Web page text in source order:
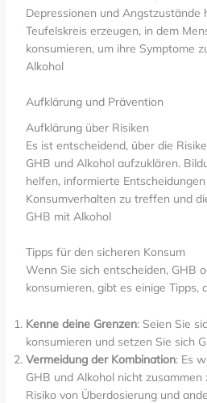
Depressionen und Angstzustände
Teufelskreis erzeugen, in dem
konsumieren, um ihre Symptome
Alkohol
Aufklärung und Prävention
Aufklärung über Risiken
Es ist entscheidend, über die
GHB und Alkohol aufzuklären.
helfen, informierte
Konsumverhalten zu treffen und
GHB mit Alkohol
Tipps für den sicheren Konsum
Wenn Sie sich entscheiden, GHB
konsumieren, gibt es einige Tipps,
Kenne deine Grenzen: Seien Sie
konsumieren und setzen Sie sich
Vermeidung der Kombination: Es
GHB und Alkohol nicht zusammen
Risiko von Überdosierung und